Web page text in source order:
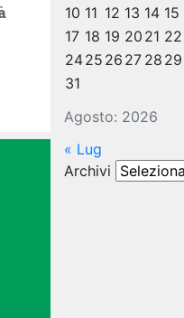
Agosto: 2026
10 11 12 13 14 15
17 18 19 20 21 22
2425 26 27 28 29
31
« Lug
Archivi Archivi